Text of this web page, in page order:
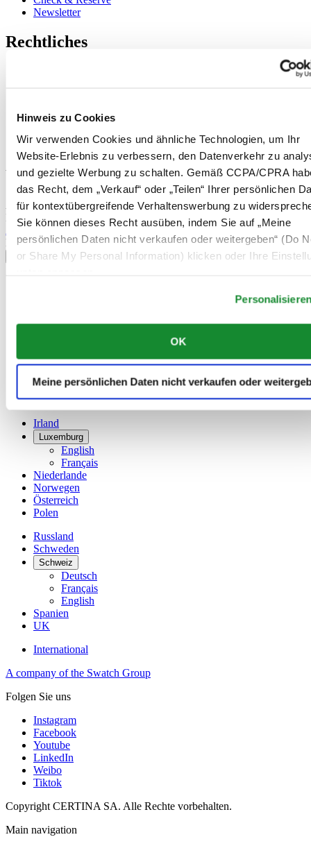
Hinweis zu Cookies
Wir verwenden Cookies und ähnliche Technologien, um Ihr
Website-Erlebnis zu verbessern, den Datenverkehr zu
und gezielte Werbung zu schalten. Gemäß CCPA/CPRA
das Recht, dem „Verkauf“ oder „Teilen“ Ihrer persönlichen
für kontextübergreifende Verhaltenswerbung zu
Sie können dieses Recht ausüben, indem Sie auf „Meine
persönlichen Daten nicht verkaufen oder weitergeben“ (Do
or Share My Personal Information) klicken oder Ihre
OK
Meine persönlichen Daten nicht verkaufen oder
Newsletter
Rechtliches
Rücksendung und Entsorgung
Verkaufsbedingungen und Konditionen
Widerruf des Vertrags
Willkommen im CERTINA Club
Abonnieren Sie unseren Newsletter und erhalten Sie exklusive
Information
Anmelden
Land/Region auswählen
Sprachumschalter
China
Dänemark
Finnland
France
Irland
Luxemburg
English
Français
Niederlande
Norwegen
Österreich
Polen
Russland
Schweden
Schweiz
Deutsch
Français
English
Spanien
UK
International
A company of the Swatch Group
Folgen Sie uns
Instagram
Facebook
Youtube
LinkedIn
Weibo
Tiktok
Copyright CERTINA SA. Alle Rechte vorbehalten.
Main navigation